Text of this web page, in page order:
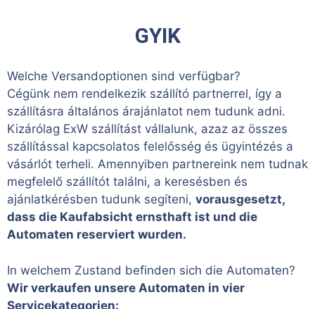
GYIK
Welche Versandoptionen sind verfügbar?
Cégünk nem rendelkezik szállító partnerrel, így a
szállításra általános árajánlatot nem tudunk adni.
Kizárólag ExW szállítást vállalunk, azaz az összes
szállítással kapcsolatos felelősség és ügyintézés a
vásárlót terheli. Amennyiben partnereink nem tudnak
megfelelő szállítót találni, a keresésben és
ajánlatkérésben tudunk segíteni, vorausgesetzt,
dass die Kaufabsicht ernsthaft ist und die
Automaten reserviert wurden.
In welchem Zustand befinden sich die Automaten?
Wir verkaufen unsere Automaten in vier
Servicekategorien: